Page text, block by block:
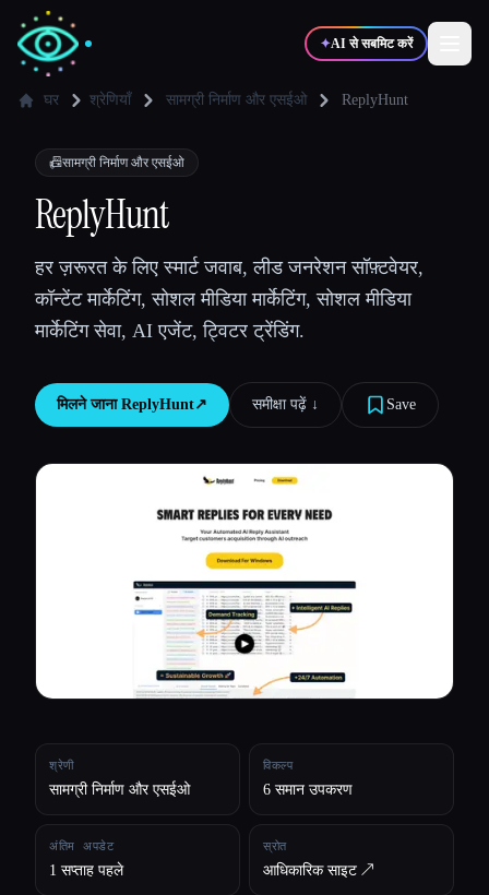
✦AI से सबमिट करें
✍️लेखक
💻डेवलपर्स
🎓विद्यार्थी 🎬क्रिएटर्स
ब्लॉग
टूल्स की तुलना करें
घर श्रेणियाँ सामग्री निर्माण और एसईओ ReplyHunt
📠सामग्री निर्माण और एसईओ
ReplyHunt
हर ज़रूरत के लिए स्मार्ट जवाब, लीड जनरेशन सॉफ़्टवेयर,
कॉन्टेंट मार्केटिंग, सोशल मीडिया मार्केटिंग, सोशल मीडिया
मार्केटिंग सेवा, AI एजेंट, ट्विटर ट्रेंडिंग.
मिलने जाना ReplyHunt↗︎ समीक्षा पढ़ें ↓︎ Save
श्रेणी
सामग्री निर्माण और एसईओ
विकल्प
6 समान उपकरण
अंतिम अपडेट
1 सप्ताह पहले
स्रोत
आधिकारिक साइट ↗︎